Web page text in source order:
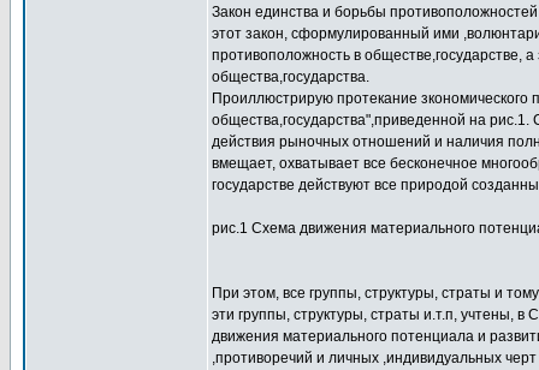
Закон единства и борьбы
этот закон, сформулированный ими
противоположность в обществе,государстве,
общества,государства.
Проиллюстрирую протекание
общества,государства",приведенной на рис.1.
действия рыночных отношений и наличия
вмещает, охватывает все бесконечное
государстве действуют все природой
рис.1 Схема движения материального
При этом, все группы, структуры, страты и
эти группы, структуры, страты и.т.п, учтены,
движения материального потенциала и
,противоречий и личных ,индивидуальных